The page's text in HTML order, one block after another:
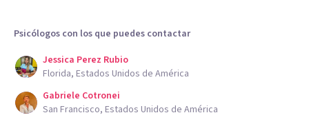
Psicólogos con los que puedes contactar
Jessica Perez Rubio
Florida, Estados Unidos de América
Gabriele Cotronei
San Francisco, Estados Unidos de América